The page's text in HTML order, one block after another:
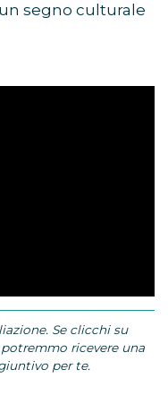
segno culturale
Se clicchi su
ricevere una
per te.